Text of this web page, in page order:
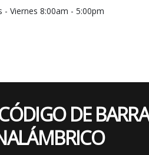
- Viernes 8:00am - 5:00pm
DE